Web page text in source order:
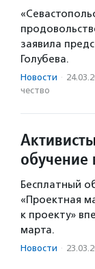
заявила
Голубева.
Новости ·
чест­во
обучение
Бесплатный
«Проектная
к проекту»
марта.
Новости ·